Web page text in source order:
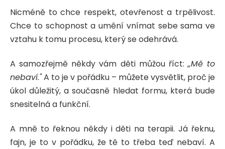
Nicméně to chce respekt, otevřenost a trpělivost.
Chce to schopnost a umění vnímat sebe sama ve
vztahu k tomu procesu, který se odehrává.
A samozřejmě někdy vám děti můžou říct:„Mě to
nebaví."A to je v pořádku – můžete vysvětlit, proč je
úkol důležitý, a současně hledat formu, která bude
snesitelná a funkční.
A mně to řeknou někdy i děti na terapii. Já řeknu,
fajn, je to v pořádku, že tě to třeba teď nebaví. A